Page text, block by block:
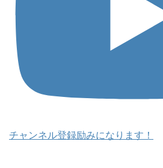
チャンネル登録励みになります！